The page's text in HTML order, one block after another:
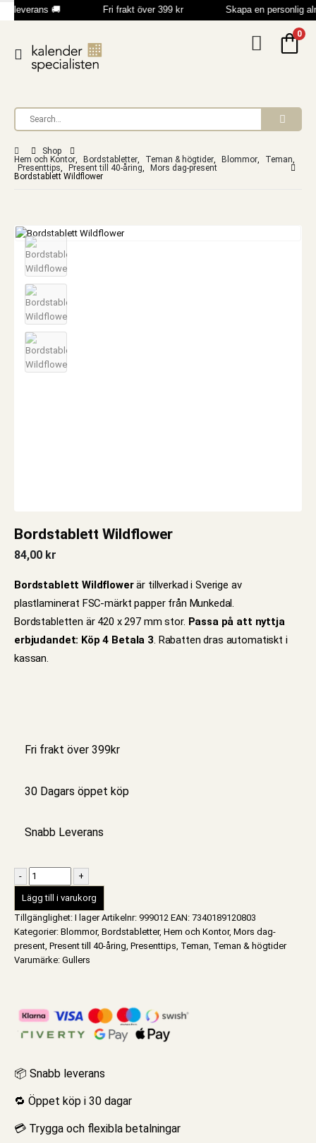
leverans 🚚 Fri frakt över 399 kr Skapa en personlig
0
Shop
Hem och Kontor, Bordstabletter, Teman & högtider, Blommor, Teman,
Presenttips, Present till 40-åring,
Mors dag-present
Bordstablett Wildflower
Bordstablett Wildflower
84,00 kr
Bordstablett Wildflowerär tillverkad i Sverige av
plastlaminerat FSC-märkt papper från Munkedal.
Bordstabletten är 420 x 297 mm stor. Passa på att nyttja
erbjudandet: Köp 4 Betala 3. Rabatten dras automatiskt i
kassan.
Fri frakt över 399kr
30 Dagars öppet köp
Snabb Leverans
- +
Lägg till i varukorg
Tillgänglighet: I lager Artikelnr: 999012 EAN: 7340189120803
Kategorier: Blommor, Bordstabletter, Hem och Kontor, Mors dag-
present, Present till 40-åring, Presenttips, Teman, Teman & högtider
Varumärke: Gullers
📦 Snabb leverans
🔁 Öppet köp i 30 dagar
💳 Trygga och flexibla betalningar